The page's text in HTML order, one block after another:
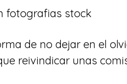
de no dejar en el
reivindicar unas